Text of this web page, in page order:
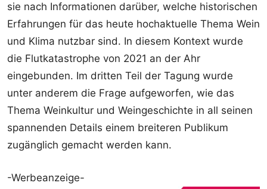
sie nach Informationen darüber, welche historischen
Erfahrungen für das heute hochaktuelle Thema Wein
und Klima nutzbar sind. In diesem Kontext wurde
die Flutkatastrophe von 2021 an der Ahr
eingebunden. Im dritten Teil der Tagung wurde
unter anderem die Frage aufgeworfen, wie das
Thema Weinkultur und Weingeschichte in all seinen
spannenden Details einem breiteren Publikum
zugänglich gemacht werden kann.
-Werbeanzeige-